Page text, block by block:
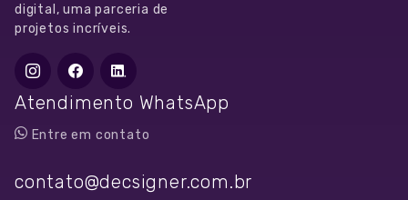
digital, uma parceria de
projetos incríveis.
Atendimento WhatsApp
Entre em contato
contato@decsigner.com.br